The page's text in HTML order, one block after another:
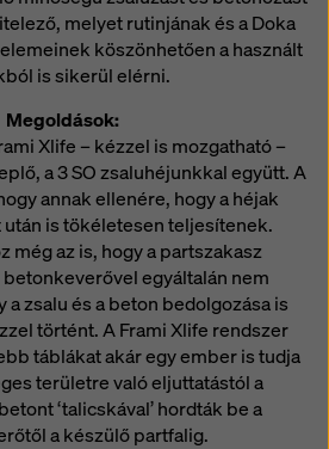
melyet rutinjának és a Doka
köszönhetően a használt
is sikerül elérni.
Megoldások:
Xlife – kézzel is mozgatható –
a 3 SO zsaluhéjunkkal együtt. A
annak ellenére, hogy a héjak
után is tökéletesen teljesítenek.
még az is, hogy a partszakasz
egyáltalán nem
zsalu és a beton bedolgozása is
történt. A Frami Xlife rendszer
táblákat akár egy ember is tudja
területre való eljuttatástól a
‘talicskával’ hordták be a
a készülő partfalig.
ez ellen nincs hatékony
A „Visszautasítás” gombra
alján található cookie-
és a megfelelő jelölőnégyzetek
beállításokmódosításával
igénylő összes cookie-t. A
cookie-beállításokra kattintva
hozzájárulását a jövőre nézve
a cookie-królAdatvédelmi
Lehetőséget biztosítunk
is (speciális cookie-